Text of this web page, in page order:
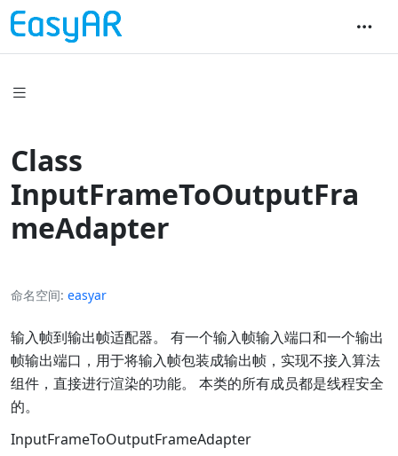
Class
InputFrameToOutputFra
meAdapter
命名空间 easyar
输入帧到输出帧适配器。 有一个输入帧输入端口和一个输出
帧输出端口，用于将输入帧包装成输出帧，实现不接入算法
组件，直接进行渲染的功能。 本类的所有成员都是线程安全
的。
InputFrameToOutputFrameAdapter